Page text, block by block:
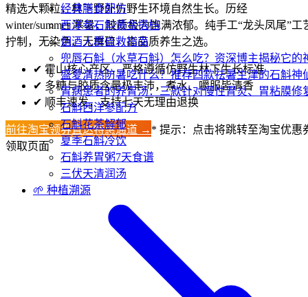
经典膳食配方
西洋参石斛黄金搭档
烟酒人群自救指南
兜唇石斛（水草石斛）怎么吃？资深博主揭秘它的
盛夏清热防暑吃什么？推荐四款祛暑生津的石斛神
胃病患者的养胃汤：三款针对慢性胃炎、胃粘膜修
石斛西洋参配方
石斛花茶解郁
夏季石斛冷饮
石斛养胃粥7天食谱
三伏天清润汤
🌱 种植溯源
精选大颗粒，林下野外仿野生环境自然生长。历经
winter/summer 寒暑，胶质极为饱满浓郁。纯手工“龙头凤尾”工
拧制，无染色、无熏硫，高品质养生之选。
✔ 霍山核心产区，严格遵循仿野生林下生长标准
✔ 多糖与胶质含量极丰沛，煮水、嚼服皆清香
✔ 顺丰速发，支持七天无理由退换
前往淘宝领券直达特惠通道 → * 提示：点击将跳转至淘宝优惠
领取页面